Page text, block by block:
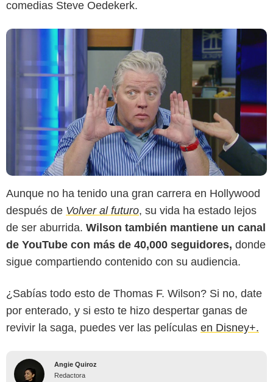
comedias Steve Oedekerk.
Aunque no ha tenido una gran carrera en Hollywood
después de Volver al futuro, su vida ha estado lejos
de ser aburrida. Wilson también mantiene un canal
de YouTube con más de 40,000 seguidores, donde
sigue compartiendo contenido con su audiencia.
¿Sabías todo esto de Thomas F. Wilson? Si no, date
por enterado, y si esto te hizo despertar ganas de
revivir la saga, puedes ver las películas en Disney+.
Angie Quiroz
Redactora